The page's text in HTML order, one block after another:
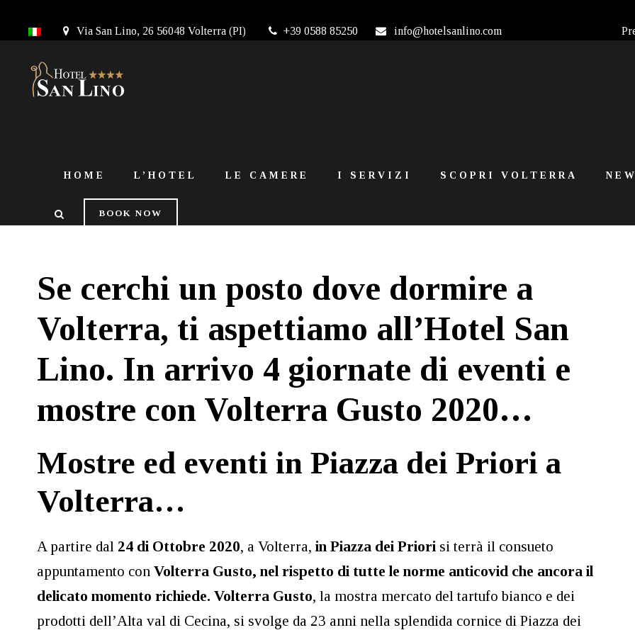
Via San Lino, 26 56048 Volterra (PI) +39 0588 85250 info@hotelsanlino.com
HOME L’HOTEL LE CAMERE I SERVIZI SCOPRI VOLTERRA
BOOK NOW
Se cerchi un posto dove dormire a
Volterra, ti aspettiamo all’Hotel San
Lino. In arrivo 4 giornate di eventi e
mostre con Volterra Gusto 2020…
Mostre ed eventi in Piazza dei Priori a
Volterra…
A partire dal 24 di Ottobre 2020, a Volterra, in Piazza dei Priori si terrà il consueto
appuntamento con Volterra Gusto, nel rispetto di tutte le norme anticovid che ancora il
delicato momento richiede. Volterra Gusto, la mostra mercato del tartufo bianco e dei
prodotti dell’Alta val di Cecina, si svolge da 23 anni nella splendida cornice di Piazza dei
Unboxing Men
piscina e servizio bar.